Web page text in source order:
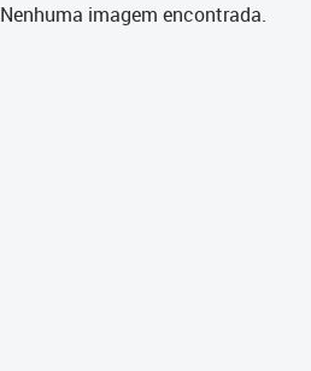
Nenhuma imagem encontrada.